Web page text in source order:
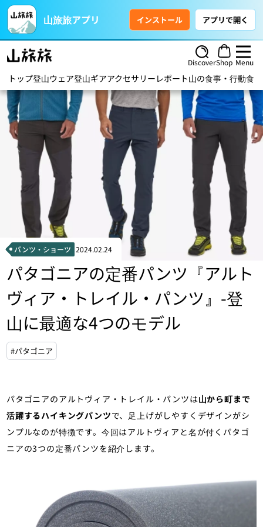
山旅旅アプリ インストール アプリで開く
DiscoverShop Menu
トップ登山ウェア登山ギアアクセサリー レポート山の食事・行動食
パンツ・ショーツ 2024.02.24
パタゴニアの定番パンツ『アルト
ヴィア・トレイル・パンツ』-登
山に最適な4つのモデル
#パタゴニア
パタゴニアのアルトヴィア・トレイル・パンツは山から町まで
活躍するハイキングパンツで、足上げがしやすくデザインがシ
ンプルなのが特徴です。今回はアルトヴィアと名が付くパタゴ
ニアの3つの定番パンツを紹介します。